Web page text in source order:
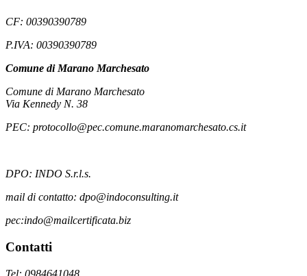
CF: 00390390789
P.IVA: 00390390789
Comune di Marano Marchesato
Comune di Marano Marchesato
Via Kennedy N. 38
PEC: protocollo@pec.comune.maranomarchesato.cs.it
DPO: INDO S.r.l.s.
mail di contatto: dpo@indoconsulting.it
pec:indo@mailcertificata.biz
Contatti
Tel: 0984641048